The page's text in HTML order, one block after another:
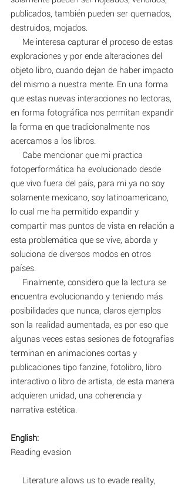
publicados, también pueden ser quemados,
destruidos, mojados.
exploraciones y por ende alteraciones del
objeto libro, cuando dejan de haber impacto
del mismo a nuestra mente. En una forma
que estas nuevas interacciones no lectoras,
en forma fotográfica nos permitan expandir
la forma en que tradicionalmente nos
acercamos a los libros.
fotoperformática ha evolucionado desde
que vivo fuera del país, para mi ya no soy
solamente mexicano, soy latinoamericano,
lo cual me ha permitido expandir y
compartir mas puntos de vista en relación a
esta problemática que se vive, aborda y
soluciona de diversos modos en otros
países.
encuentra evolucionando y teniendo más
posibilidades que nunca, claros ejemplos
son la realidad aumentada, es por eso que
algunas veces estas sesiones de fotografías
terminan en animaciones cortas y
publicaciones tipo fanzine, fotolibro, libro
interactivo o libro de artista, de esta manera
adquieren unidad, una coherencia y
narrativa estética.
English:
Reading evasion